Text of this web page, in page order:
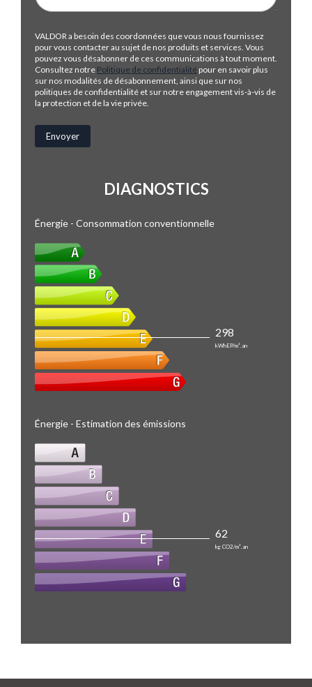
VALDOR a besoin des coordonnées que vous nous fournissez
pour vous contacter au sujet de nos produits et services. Vous
pouvez vous désabonner de ces communications à tout moment.
Consultez notre Politique de confidentialité pour en savoir plus
sur nos modalités de désabonnement, ainsi que sur nos
politiques de confidentialité et sur notre engagement vis-à-vis de
la protection et de la vie privée.
DIAGNOSTICS
Énergie - Consommation conventionnelle
298
kWhEP/m².an
Énergie - Estimation des émissions
62
kg CO2/m².an